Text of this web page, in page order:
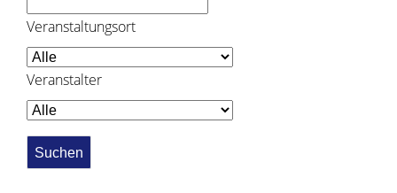
Veranstaltungsort
Veranstalter